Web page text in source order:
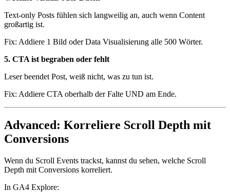
Text-only Posts fühlen sich langweilig an, auch wenn Content
großartig ist.
Fix: Addiere 1 Bild oder Data Visualisierung alle 500 Wörter.
5. CTA ist begraben oder fehlt
Leser beendet Post, weiß nicht, was zu tun ist.
Fix: Addiere CTA oberhalb der Falte UND am Ende.
Advanced: Korreliere Scroll Depth mit
Conversions
Wenn du Scroll Events trackst, kannst du sehen, welche Scroll
Depth mit Conversions korreliert.
In GA4 Explore: